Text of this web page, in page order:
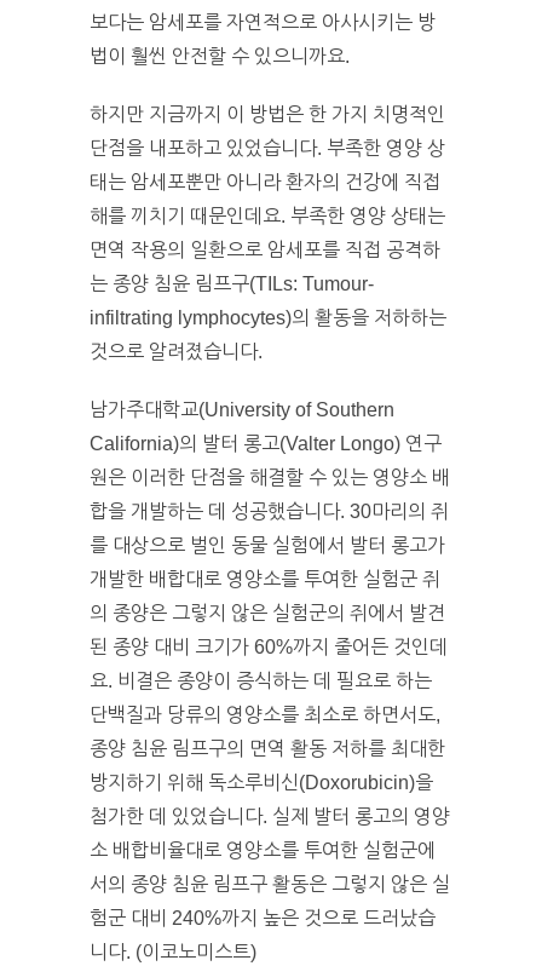
보다는 암세포를 자연적으로 아사시키는 방
법이 훨씬 안전할 수 있으니까요.
하지만 지금까지 이 방법은 한 가지 치명적인
단점을 내포하고 있었습니다. 부족한 영양 상
태는 암세포뿐만 아니라 환자의 건강에 직접
해를 끼치기 때문인데요. 부족한 영양 상태는
면역 작용의 일환으로 암세포를 직접 공격하
는 종양 침윤 림프구(TILs: Tumour-
infiltrating lymphocytes)의 활동을 저하하는
것으로 알려졌습니다.
남가주대학교(University of Southern
California)의 발터 롱고(Valter Longo) 연구
원은 이러한 단점을 해결할 수 있는 영양소 배
합을 개발하는 데 성공했습니다. 30마리의 쥐
를 대상으로 벌인 동물 실험에서 발터 롱고가
개발한 배합대로 영양소를 투여한 실험군 쥐
의 종양은 그렇지 않은 실험군의 쥐에서 발견
된 종양 대비 크기가 60%까지 줄어든 것인데
요. 비결은 종양이 증식하는 데 필요로 하는
단백질과 당류의 영양소를 최소로 하면서도,
종양 침윤 림프구의 면역 활동 저하를 최대한
방지하기 위해 독소루비신(Doxorubicin)을
첨가한 데 있었습니다. 실제 발터 롱고의 영양
소 배합비율대로 영양소를 투여한 실험군에
서의 종양 침윤 림프구 활동은 그렇지 않은 실
험군 대비 240%까지 높은 것으로 드러났습
니다. (이코노미스트)